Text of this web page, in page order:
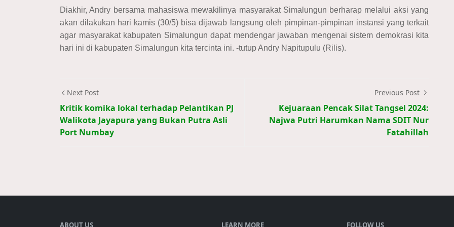
Diakhir, Andry bersama mahasiswa mewakilinya masyarakat Simalungun berharap melalui aksi yang
akan dilakukan hari kamis (30/5) bisa dijawab langsung oleh pimpinan-pimpinan instansi yang terkait
agar masyarakat kabupaten Simalungun dapat mendengar jawaban mengenai sistem demokrasi kita
hari ini di kabupaten Simalungun kita tercinta ini. -tutup Andry Napitupulu (Rilis).
Next Post
Kritik komika lokal terhadap Pelantikan PJ
Walikota Jayapura yang Bukan Putra Asli
Port Numbay
Previous Post
Kejuaraan Pencak Silat Tangsel 2024:
Najwa Putri Harumkan Nama SDIT Nur
Fatahillah
ABOUT US LEARN MORE FOLLOW US